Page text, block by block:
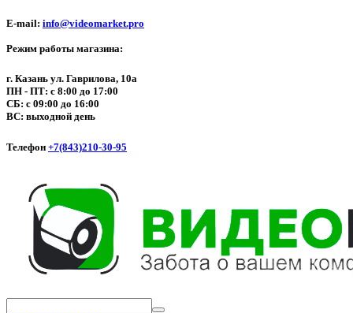
E-mail: info@videomarket.pro
Режим работы магазина:
г. Казань ул. Гаврилова, 10а
ПН - ПТ: с 8:00 до 17:00
СБ: с 09:00 до 16:00
ВС: выходной день
Телефон +7(843)210-30-95